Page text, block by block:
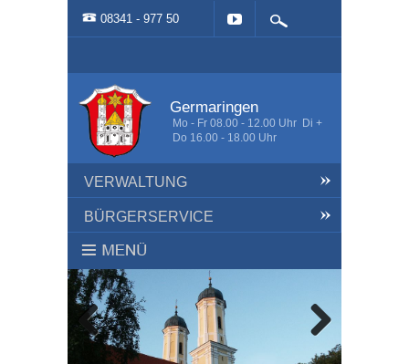
08341 - 977 50
Germaringen
Mo - Fr 08.00 - 12.00 Uhr Di +
Do 16.00 - 18.00 Uhr
VERWALTUNG
BÜRGERSERVICE
HOME
AKTUELLES
Zurück Weiter